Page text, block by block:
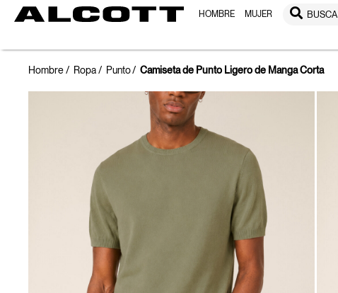
HOMBRE MUJER BUSCA
Hombre Ropa Punto Camiseta de Punto Ligero de Manga Corta